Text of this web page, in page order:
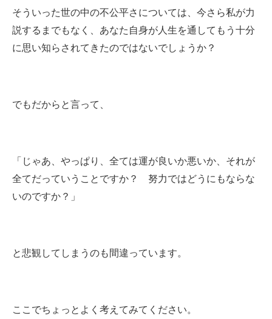
そういった世の中の不公平さについては、今さら私が力
説するまでもなく、あなた自身が人生を通してもう十分
に思い知らされてきたのではないでしょうか？
でもだからと言って、
「じゃあ、やっぱり、全ては運が良いか悪いか、それが
全てだっていうことですか？ 努力ではどうにもならな
いのですか？」
と悲観してしまうのも間違っています。
ここでちょっとよく考えてみてください。